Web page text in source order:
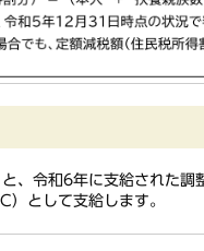
、令和6年に支給された調
）として支給します。